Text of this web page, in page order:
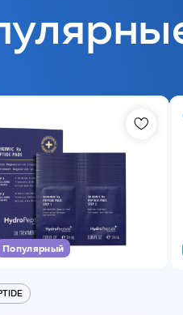
Популярный